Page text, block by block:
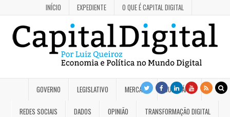
INÍCIO EXPEDIENTE O QUE É CAPITAL DIGITAL
GOVERNO LEGISLATIVO MERCADO JUDICIÁRIO
REDES SOCIAIS DADOS OPINIÃO TRANSFORMAÇÃO DIGITAL